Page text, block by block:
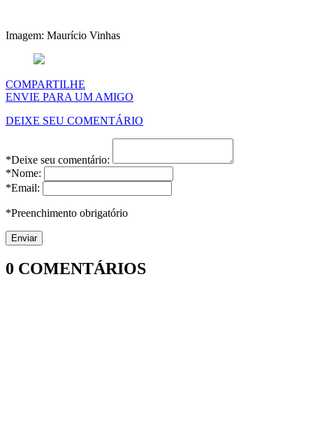
Imagem: Maurício Vinhas
COMPARTILHE
ENVIE PARA UM AMIGO
DEIXE SEU COMENTÁRIO
*Deixe seu comentário:
*Nome:
*Email:
*Preenchimento obrigatório
0 COMENTÁRIOS